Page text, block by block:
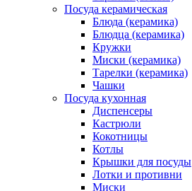
Посуда керамическая
Блюда (керамика)
Блюдца (керамика)
Кружки
Миски (керамика)
Тарелки (керамика)
Чашки
Посуда кухонная
Диспенсеры
Кастрюли
Кокотницы
Котлы
Крышки для посуды
Лотки и противни
Миски